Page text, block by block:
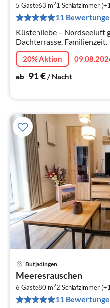
5 Gäste63 m21 Schlafzimmer
11
Küstenliebe – Nordseeluft
Dachterrasse. Familienzeit.
20% Aktion
ab 91€/ Nacht
Butjadingen
Meeresrauschen
6 Gäste80 m22 Schlafzimmer
11